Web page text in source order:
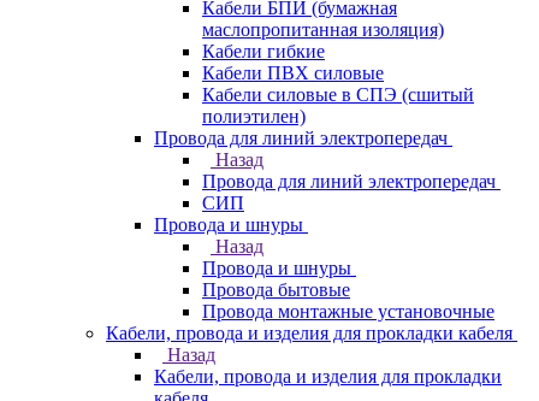
Кабели БПИ (бумажная
маслопропитанная изоляция)
Кабели гибкие
Кабели ПВХ силовые
Кабели силовые в СПЭ (сшитый
полиэтилен)
Провода для линий электропередач
Назад
Провода для линий электропередач
СИП
Провода и шнуры
Назад
Провода и шнуры
Провода бытовые
Провода монтажные установочные
Кабели, провода и изделия для прокладки кабеля
Назад
Кабели, провода и изделия для прокладки